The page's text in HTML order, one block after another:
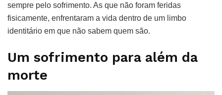
sempre pelo sofrimento. As que não foram feridas
fisicamente, enfrentaram a vida dentro de um limbo
identitário em que não sabem quem são.
Um sofrimento para além da
morte